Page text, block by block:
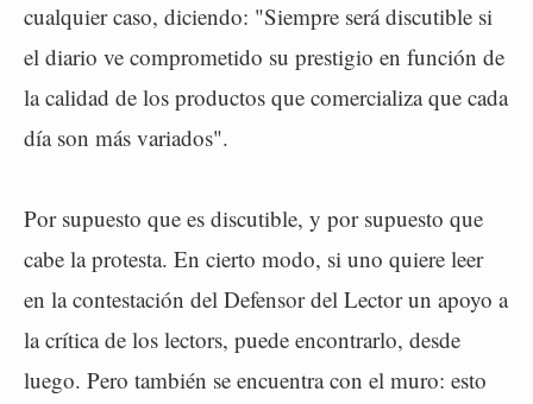
cualquier caso, diciendo: "Siempre será discutible si
el diario ve comprometido su prestigio en función de
la calidad de los productos que comercializa que cada
día son más variados".
Por supuesto que es discutible, y por supuesto que
cabe la protesta. En cierto modo, si uno quiere leer
en la contestación del Defensor del Lector un apoyo a
la crítica de los lectors, puede encontrarlo, desde
luego. Pero también se encuentra con el muro: esto